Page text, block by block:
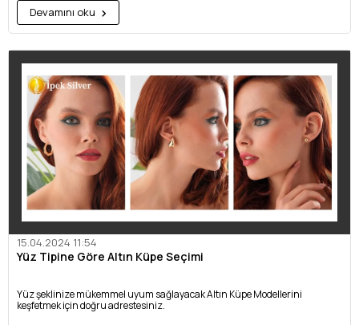
Devamını oku
15.04.2024 11:54
Yüz Tipine Göre Altın Küpe Seçimi
Yüz şeklinize mükemmel uyum sağlayacak Altın Küpe Modellerini
keşfetmek için doğru adrestesiniz.